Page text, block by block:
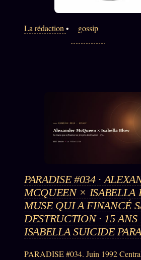
La rédaction• gossip
PARADISE #034 ·
MCQUEEN × ISABELLA
MUSE QUI A FINANCÉ
DESTRUCTION · 15 ANS
ISABELLA SUICIDE
PARADISE #034. Juin 1992